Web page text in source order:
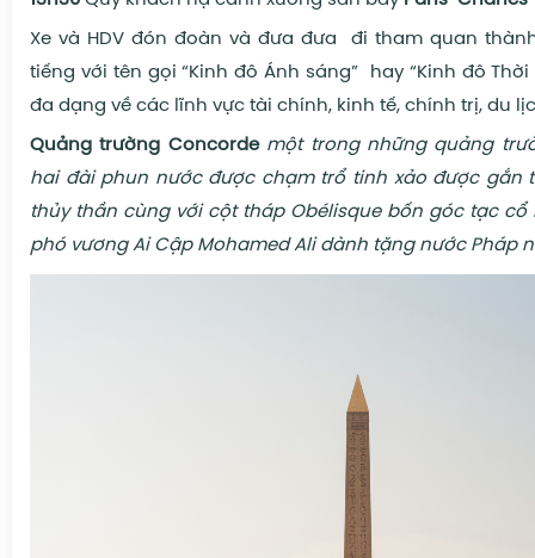
Xe và HDV đón đoàn và đưa đưa đi tham quan
tiếng với tên gọi “Kinh đô Ánh sáng” hay “Kinh đô
đa dạng về các lĩnh vực tài chính, kinh tế, chính trị, du
Quảng trường Concorde một trong những quảng
hai đài phun nước được chạm trổ tinh xảo được gắn
thủy thần cùng với cột tháp Obélisque bốn góc tạc cổ
phó vương Ai Cập Mohamed Ali dành tặng nước Pháp